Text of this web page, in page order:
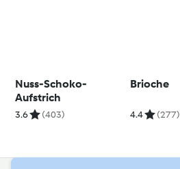
Nuss-Schoko-
Aufstrich
3.6 (403)
Brioche
4.4 (277)